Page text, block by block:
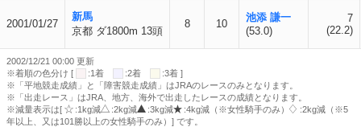
2001/01/27
新馬
京都 ダ1800m 13頭
8 10
池添 謙一
(53.0)
7
(22.2)
2002/12/21 00:00 更新
※着順の色分け [
:1着 :2着
:3着 ]
※「平地競走成績」と「障害競走成績」はJRAのレースのみとなります。
※「出走レース」はJRA、地方、海外で出走したレースの成績となります。
※減量表示は[
:1kg減 :2kg減 :3kg減 :4kg減（※女性騎手のみ）
:2kg減（※5
年以上、又は101勝以上の女性騎手のみ）] です。